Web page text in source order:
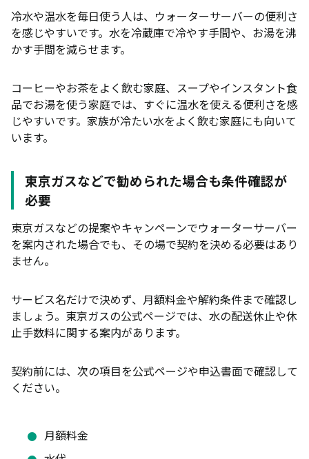
共働きで家を空ける時間が長い人
固定費を増やしたくない人
設置場所に余裕がない人
引っ越しや転勤の可能性がある人
ウォーターサーバーが向いている人
ペットボトルを買う手間を減らしたい人
ウォーターサーバー以外の選択肢
電気ケトル・ポット
浄水型ウォーターサーバー
ウォーターサーバーはいらない？よくある質問
まとめ
冷水や温水を毎日使う人は、ウォーターサーバーの便利さ
を感じやすいです。水を冷蔵庫で冷やす手間や、お湯を沸
かす手間を減らせます。
コーヒーやお茶をよく飲む家庭、スープやインスタント食
品でお湯を使う家庭では、すぐに温水を使える便利さを感
じやすいです。家族が冷たい水をよく飲む家庭にも向いて
います。
東京ガスなどで勧められた場合も条件確認が
必要
東京ガスなどの提案やキャンペーンでウォーターサーバー
を案内された場合でも、その場で契約を決める必要はあり
ません。
サービス名だけで決めず、月額料金や解約条件まで確認し
ましょう。東京ガスの公式ページでは、水の配送休止や休
止手数料に関する案内があります。
契約前には、次の項目を公式ページや申込書面で確認して
ください。
月額料金